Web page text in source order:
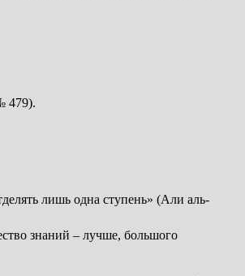
479).
лишь одна ступень» (Али аль-